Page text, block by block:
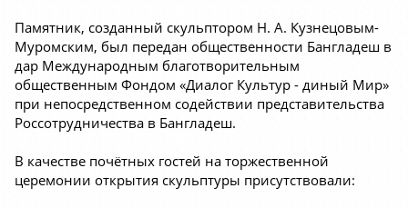
Памятник, созданный скульптором Н. А. Кузнецовым-
Муромским, был передан общественности Бангладеш в
дар Международным благотворительным
общественным Фондом «Диалог Культур - диный Мир»
при непосредственном содействии представительства
Россотрудничества в Бангладеш.
В качестве почётных гостей на торжественной
церемонии открытия скульптуры присутствовали: